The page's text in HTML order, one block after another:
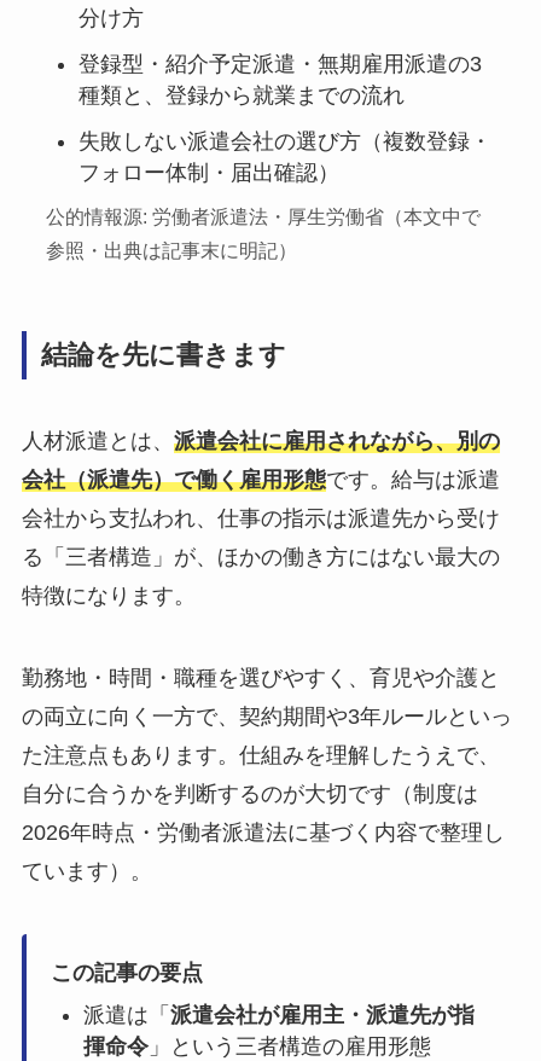
分け方
登録型・紹介予定派遣・無期雇用派遣の3
種類と、登録から就業までの流れ
失敗しない派遣会社の選び方（複数登録・
フォロー体制・届出確認）
公的情報源: 労働者派遣法・厚生労働省（本文中で
参照・出典は記事末に明記）
結論を先に書きます
人材派遣とは、 派遣会社に雇用されながら、別の
会社（派遣先）で働く雇用形態です。給与は派遣
会社から支払われ、仕事の指示は派遣先から受け
る「三者構造」が、ほかの働き方にはない最大の
特徴になります。
勤務地・時間・職種を選びやすく、育児や介護と
の両立に向く一方で、契約期間や3年ルールといっ
た注意点もあります。仕組みを理解したうえで、
自分に合うかを判断するのが大切です（制度は
2026年時点・労働者派遣法に基づく内容で整理し
ています）。
この記事の要点
派遣は「 派遣会社が雇用主・派遣先が指
揮命令」という三者構造の雇用形態